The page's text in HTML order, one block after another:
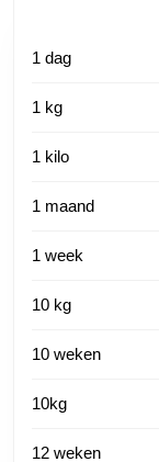
1 dag
1 kg
1 kilo
1 maand
1 week
10 kg
10 weken
10kg
12 weken